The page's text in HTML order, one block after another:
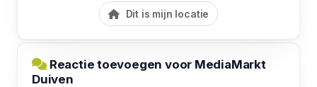
Dit is mijn locatie
Reactie toevoegen voor MediaMarkt
Duiven